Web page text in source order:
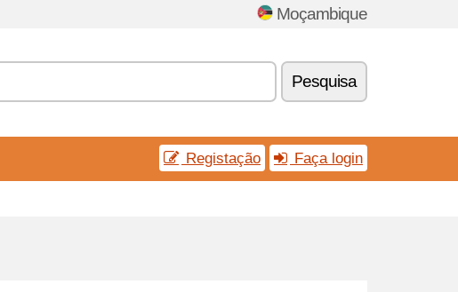
Moçambique
Pesquisa
Registação Faça login